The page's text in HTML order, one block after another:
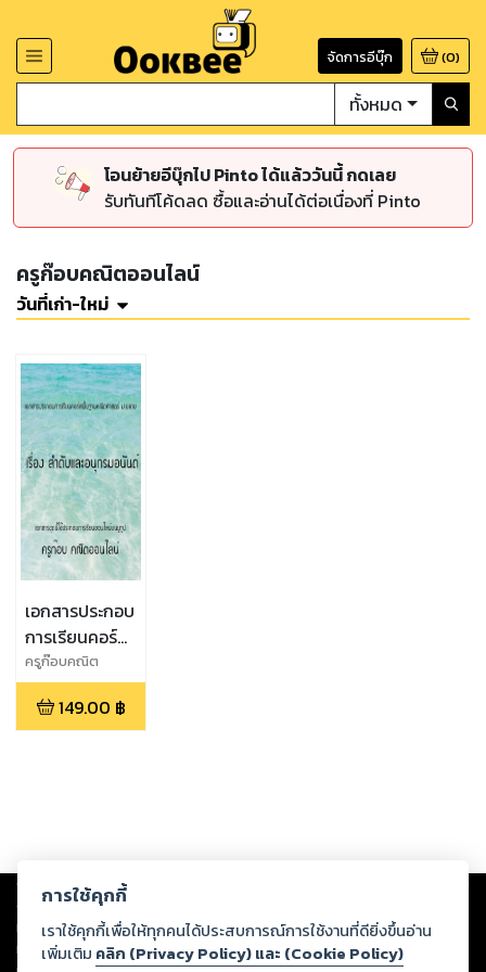
จัดการอีบุ๊ก (0)
ทั้งหมด
โอนย้ายอีบุ๊กไป Pinto ได้แล้ววันนี้ กดเลย
รับทันทีโค้ดลด ซื้อและอ่านได้ต่อเนื่องที่ Pinto
ครูก๊อบคณิตออนไลน์
วันที่เก่า-ใหม่
เอกสารประกอบ
การเรียนคอร์ส
พื้นฐาน เรื่อง
ลำดับและ
อนุกรมอนันต์
ครูก๊อบคณิต
ออนไลน์
149.00 ฿
Copyright © 2026
ต่อผลงานหรือเนื้อหาใดที่อัปโหลดผ่านเว็บไซต์และปรากฏว่าละเมิดสิทธิใน
ทรัพย์สินทางปัญญาของบุคคลอื่นหรือขัดต่อกฎหมายและศีลธรรม ดังนั้น ผู้อ่าน
ทุกท่านโปรดใช้วิจารณญาณในการกลั่นกรองด้วยตนเอง และหากท่านพบว่าส่วน
การใช้คุกกี้
เราใช้คุกกี้เพื่อให้ทุกคนได้ประสบการณ์การใช้งานที่ดียิ่งขึ้นอ่าน
เพิ่มเติม คลิก (Privacy Policy) และ (Cookie Policy)